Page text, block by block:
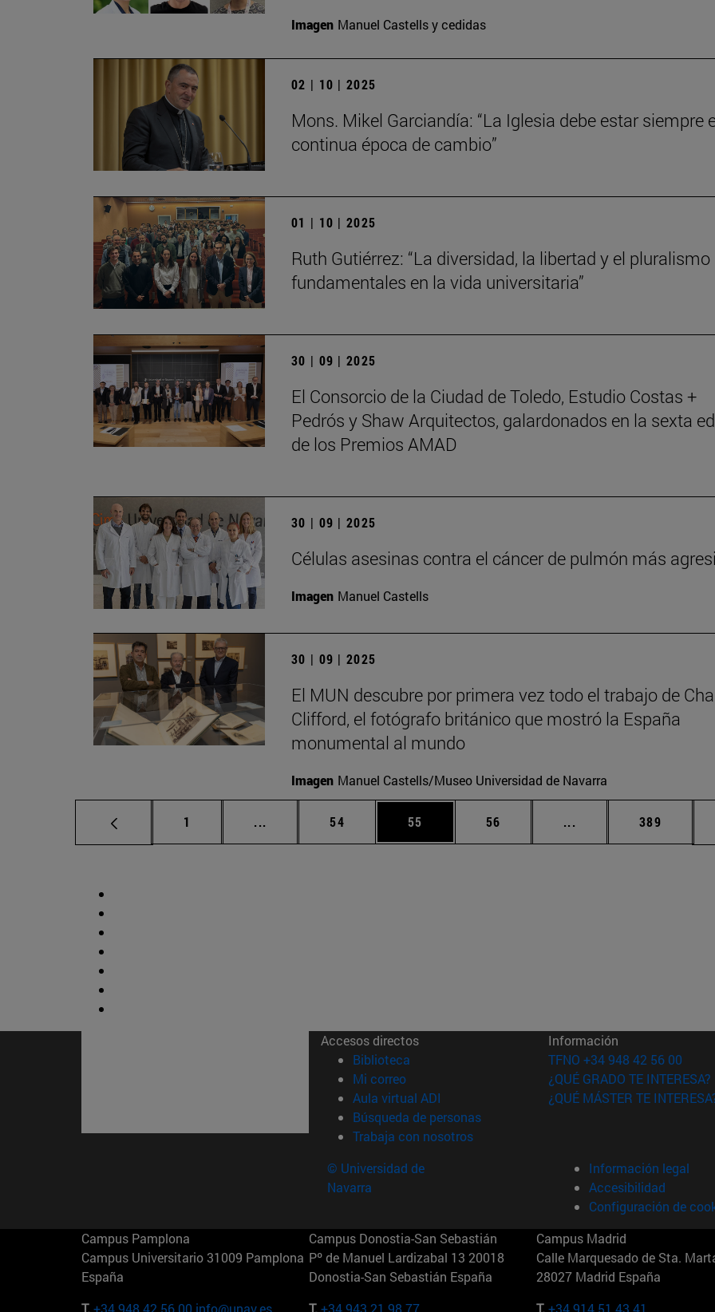
Imagen Manuel Castells y cedidas
02 | 10 | 2025
Mons. Mikel Garciandía: “La Iglesia debe estar siempre
continua época de cambio”
01 | 10 | 2025
Ruth Gutiérrez: “La diversidad, la libertad y el
fundamentales en la vida universitaria”
30 | 09 | 2025
El Consorcio de la Ciudad de Toledo, Estudio Costas +
Pedrós y Shaw Arquitectos, galardonados en la sexta
de los Premios AMAD
30 | 09 | 2025
Células asesinas contra el cáncer de pulmón más
Imagen Manuel Castells
30 | 09 | 2025
El MUN descubre por primera vez todo el trabajo de
Clifford, el fotógrafo británico que mostró la España
monumental al mundo
Imagen Manuel Castells/Museo Universidad de Navarra
Página
1 ... Páginas intermedias Use TAB para desplazarse.
Página
54 Página
55 Página
56 ... Páginas intermedias
Página
389
Accesos directos
Biblioteca (abre en nueva ventana)
Mi correo(abre en nueva ventana)
Aula virtual ADI (abre en nueva ventana)
Búsqueda de personas(abre en nueva ventana)
Trabaja con nosotros(abre en nueva ventana)
Información
TFNO +34 948 42 56 00
¿QUÉ GRADO TE INTERESA?
¿QUÉ MÁSTER TE
© Universidad de
Navarra
Información legal
Accesibilidad
Configuración de
Campus Pamplona
Campus Universitario 31009 Pamplona
España
T. +34 948 42 56 00 info@unav.es
Campus Donostia-San Sebastián
Pº de Manuel Lardizabal 13 20018
Donostia-San Sebastián España
T. +34 943 21 98 77
Campus Madrid
Calle Marquesado de Sta.
28027 Madrid España
T. +34 914 51 43 41